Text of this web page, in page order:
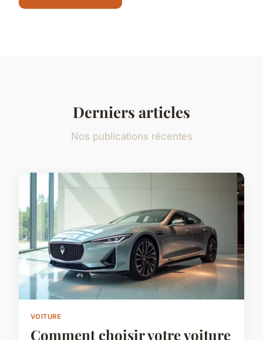
Derniers articles
Nos publications récentes
VOITURE
Comment choisir votre voiture